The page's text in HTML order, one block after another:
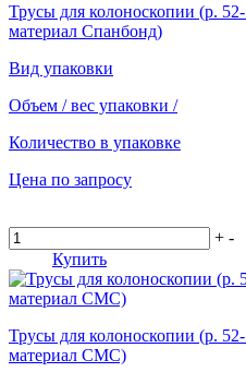
Трусы для колоноскопии (р.
материал Спанбонд)
Вид упаковки
Объем / вес упаковки /
Количество в упаковке
Цена по запросу
+ -
Купить
Трусы для колоноскопии (р.
материал СМС)